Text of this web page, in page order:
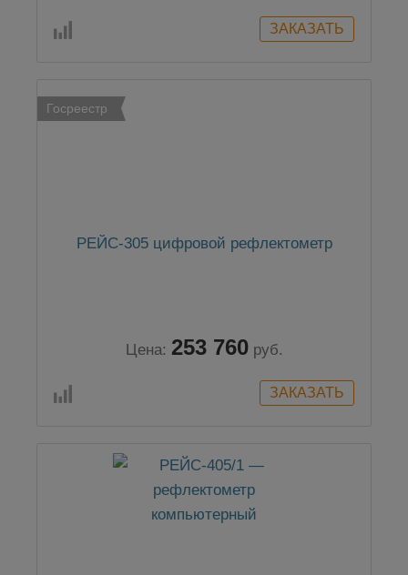
Госреестр
РЕЙС-305 цифровой рефлектометр
Цена: 253 760 руб.